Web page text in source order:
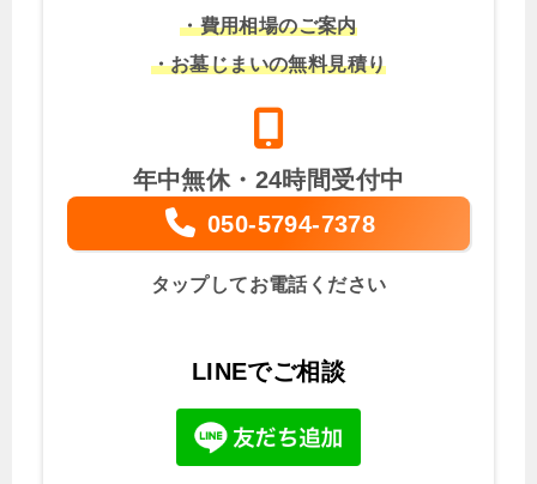
・費用相場のご案内
・お墓じまいの無料見積り
年中無休・24時間受付中
050-5794-7378
タップしてお電話ください
LINEでご相談